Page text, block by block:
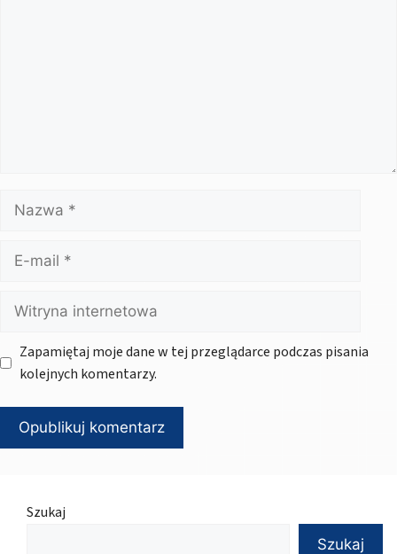
Nazwa
mail
Witryna
internetowa
Zapamiętaj moje dane w tej przeglądarce podczas pisania
kolejnych komentarzy.
Szukaj
Szukaj